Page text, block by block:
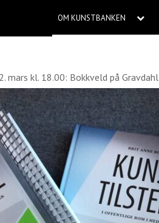
OM KUNSTBANKEN
mars kl. 18.00: Bokkveld på Gravdahl